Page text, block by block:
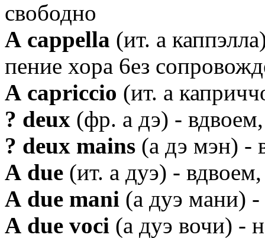
свободно
А cappella (ит. а
пение хора 6eз
А capriccio (ит. а
? deux (фр. а дэ) -
? deux mains (а дэ мэн) -
А due (ит. а дуэ) -
А due mani (а дуэ мани)
А due voci (а дуэ вочи) -